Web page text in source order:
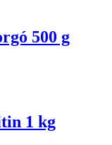
500 g
1 kg